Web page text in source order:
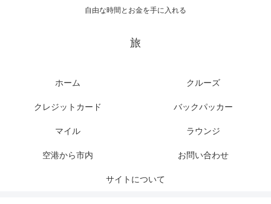
自由な時間とお金を手に入れる
旅
ホーム クルーズ
クレジットカード バックパッカー
マイル ラウンジ
空港から市内 お問い合わせ
サイトについて